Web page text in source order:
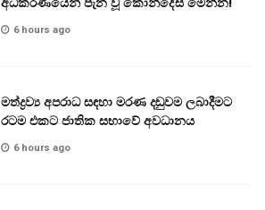
6 hours ago
මත්ද්‍රව්‍ය අපරාධ සඳහා මරණ දඬුවම ලබාදීමට
රටම එකට ජාතික සභාවේ අවධානය
6 hours ago